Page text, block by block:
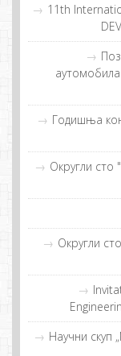
11th
Гoдишња
Округли сто
Округли
Научни скуп